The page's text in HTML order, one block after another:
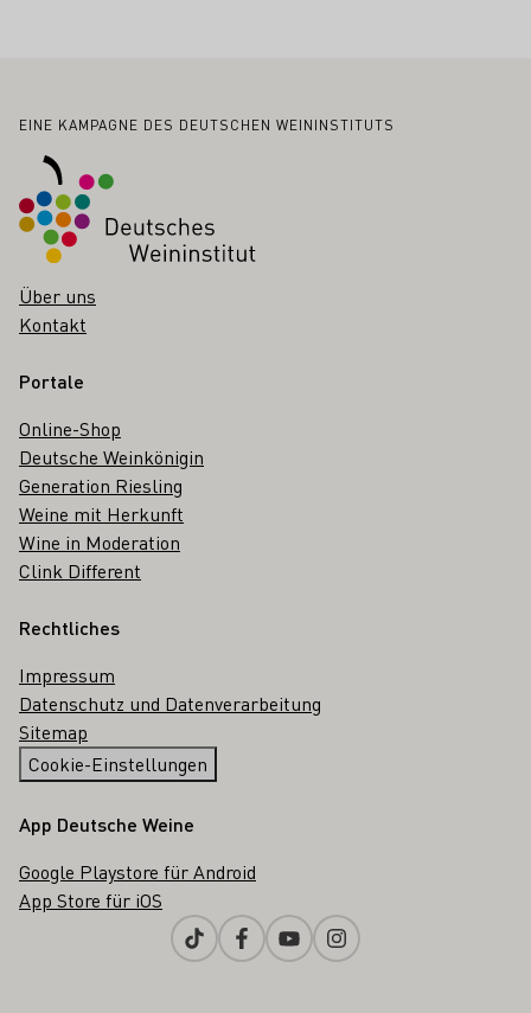
Fußbereich
EINE KAMPAGNE DES DEUTSCHEN WEININSTITUTS
Über uns
Kontakt
Portale
Online-Shop
Deutsche Weinkönigin
Generation Riesling
Weine mit Herkunft
Wine in Moderation
Clink Different
Rechtliches
Impressum
Datenschutz und Datenverarbeitung
Sitemap
Cookie-Einstellungen
App Deutsche Weine
Google Playstore für Android
App Store für iOS
TiktokFacebookYoutubeInstagram